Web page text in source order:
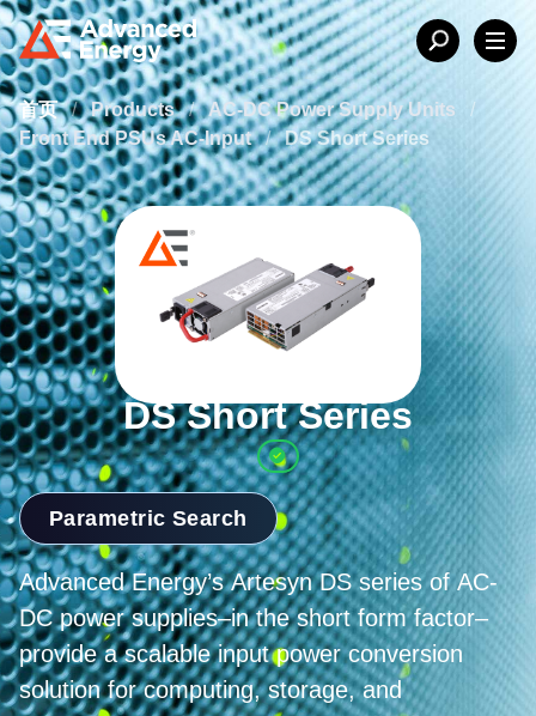
首页 / Products / AC-DC Power Supply Units
/
Front End PSUs AC-Input / DS Short Series
DS Short Series
Parametric Search
Advanced Energy’s Artesyn DS series of AC-
DC power supplies–in the short form factor–
provide a scalable input power conversion
solution for computing, storage, and